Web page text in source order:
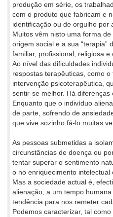
produção em série, os
com o produto que fabricam e
identificação ou de orgulho por
Muitos vêm nisto uma forma
origem social e a sua “terapia”
familiar, profissional, religiosa e
Ao nível das dificuldades
respostas terapêuticas, como
intervenção psicoterapêutica,
sentir-se melhor. Há diferenças
Enquanto que o indivíduo
de parte, sofrendo de
que vive sozinho fá-lo muitas
As pessoas submetidas a
circunstâncias de doença ou
tentar superar o sentimento
o no enriquecimento intelectual
Mas a sociedade actual é,
alienação, a um tempo
tendência para nos remeter
Podemos caracterizar, tal